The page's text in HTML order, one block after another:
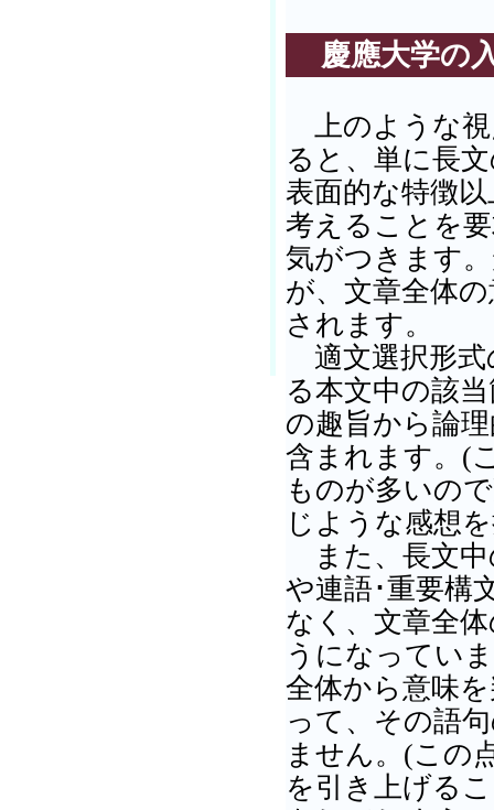
慶應大学の
上のような視
ると、単に長
表面的な特徴
考えることを
気がつきます
が、文章全体
されます。
適文選択形式
る本文中の該
の趣旨から論
含まれます。(
ものが多いの
じような感想
また、長文中
や連語･重要構
なく、文章全
うになってい
全体から意味
って、その語
ません。(この
を引き上げる